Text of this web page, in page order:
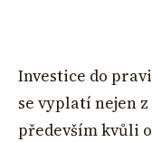
Investice do
se vyplatí nejen
především kvůli